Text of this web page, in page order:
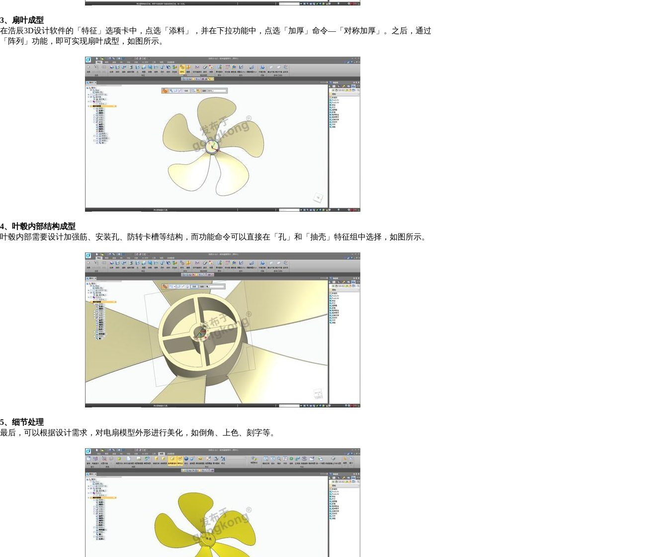
3、扇叶成型
在浩辰3D设计软件的「特征」选项卡中，点选「添料」，并在下拉功能中，点选「加厚」命令—「对称加厚」。之后，通过
「阵列」功能，即可实现扇叶成型，如图所示。
4、叶毂内部结构成型
叶毂内部需要设计加强筋、安装孔、防转卡槽等结构，而功能命令可以直接在「孔」和「抽壳」特征组中选择，如图所示。
5、细节处理
最后，可以根据设计需求，对电扇模型外形进行美化，如倒角、上色、刻字等。